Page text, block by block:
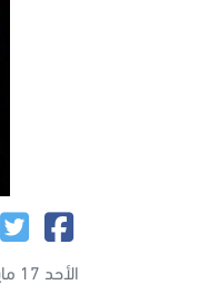
الأحد 17 مايو 2026 01:56 م